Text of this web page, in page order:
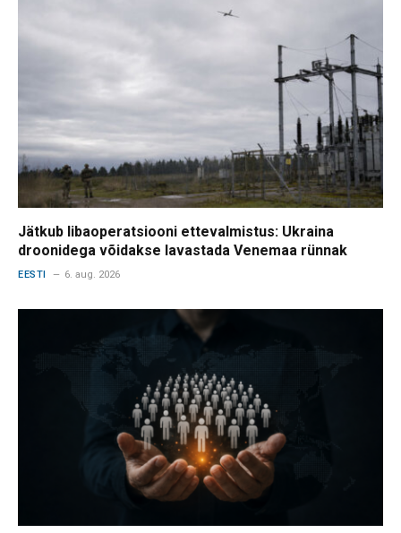
Jätkub libaoperatsiooni ettevalmistus: Ukraina
droonidega võidakse lavastada Venemaa rünnak
EESTI 6. aug. 2026